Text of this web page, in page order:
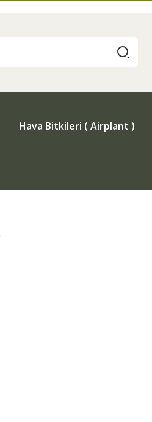
Hava Bitkileri ( Airplant )